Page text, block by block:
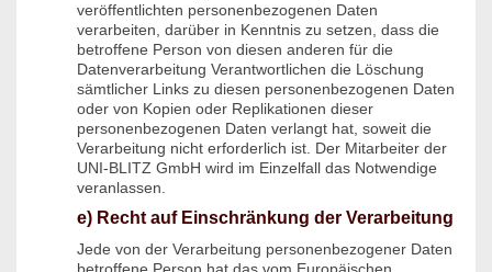
veröffentlichten personenbezogenen Daten
verarbeiten, darüber in Kenntnis zu setzen, dass die
betroffene Person von diesen anderen für die
Datenverarbeitung Verantwortlichen die Löschung
sämtlicher Links zu diesen personenbezogenen Daten
oder von Kopien oder Replikationen dieser
personenbezogenen Daten verlangt hat, soweit die
Verarbeitung nicht erforderlich ist. Der Mitarbeiter der
UNI-BLITZ GmbH wird im Einzelfall das Notwendige
veranlassen.
e) Recht auf Einschränkung der Verarbeitung
Jede von der Verarbeitung personenbezogener Daten